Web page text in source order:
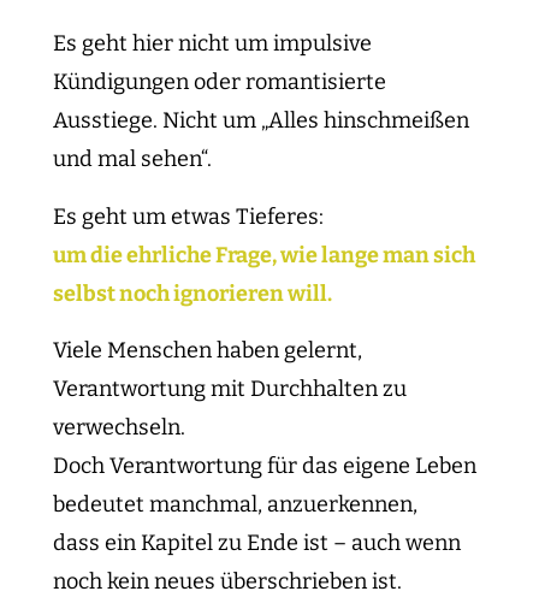
Es geht hier nicht um impulsive
Kündigungen oder romantisierte
Ausstiege. Nicht um „Alles hinschmeißen
und mal sehen“.
Es geht um etwas Tieferes:
um die ehrliche Frage, wie lange man sich
selbst noch ignorieren will.
Viele Menschen haben gelernt,
Verantwortung mit Durchhalten zu
verwechseln.
Doch Verantwortung für das eigene Leben
bedeutet manchmal, anzuerkennen,
dass ein Kapitel zu Ende ist – auch wenn
noch kein neues überschrieben ist.